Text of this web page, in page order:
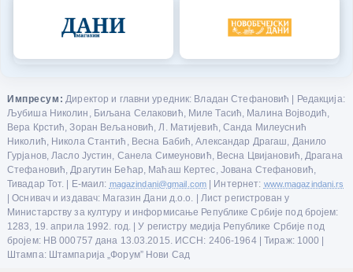
Импресум: Директор и главни уредник: Владан Стефановић | Редакција:
Љубиша Николин, Биљана Селаковић, Миле Тасић, Малина Војводић,
Вера Крстић, Зоран Вељановић, Л. Матијевић, Санда Милеуснић
Николић, Никола Стантић, Весна Бабић, Александар Драгаш, Данило
Гурјанов, Ласло Јустин, Санела Симеуновић, Весна Цвијановић, Драгана
Стефановић, Драгутин Бећар, Маћаш Кертес, Јована Стефановић,
Тивадар Тот. | Е-маил: magazindani@gmail.com | Интернет: www.magazindani.rs
| Оснивач и издавач: Магазин Дани д.о.о. | Лист регистрован у
Министарству за културу и информисање Републике Србије под бројем:
1283, 19. априла 1992. год. | У регистру медија Републике Србије под
бројем: НВ 000757 дана 13.03.2015. ИССН: 2406-1964 | Тираж: 1000 |
Штампа: Штампарија „Форум” Нови Сад